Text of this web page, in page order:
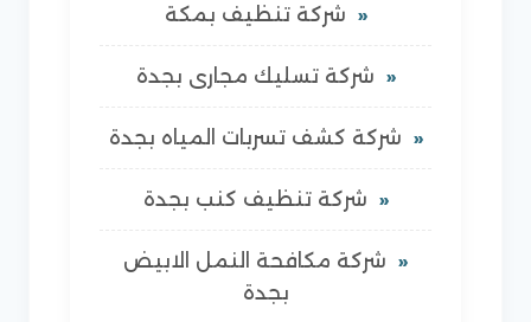
شركة تنظيف بمكة
شركة تسليك مجارى بجدة
شركة كشف تسربات المياه بجدة
شركة تنظيف كنب بجدة
شركة مكافحة النمل الابيض
بجدة